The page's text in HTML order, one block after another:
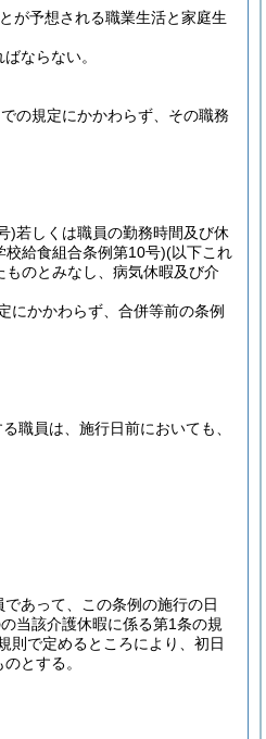
が予想される職業生活と家庭生
ならない。
での規定にかかわらず、その職務
)若しくは職員の勤務時間及び休
給食組合条例第10号)(以下これ
のとみなし、病気休暇及び介
にかかわらず、合併等前の条例
職員は、施行日前においても、
あって、この条例の施行の日
当該介護休暇に係る第1条の規
則で定めるところにより、初日
とする。